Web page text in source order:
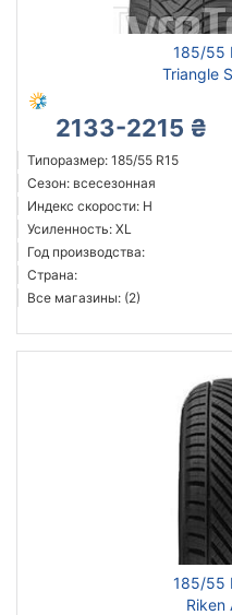
185/55
Triangle
2133-2215 ₴
Типоразмер: 185/55 R15
Сезон: всесезонная
Индекс скорости: H
Усиленность: XL
Год производства:
Страна:
Все магазины: (2)
185/55
Riken